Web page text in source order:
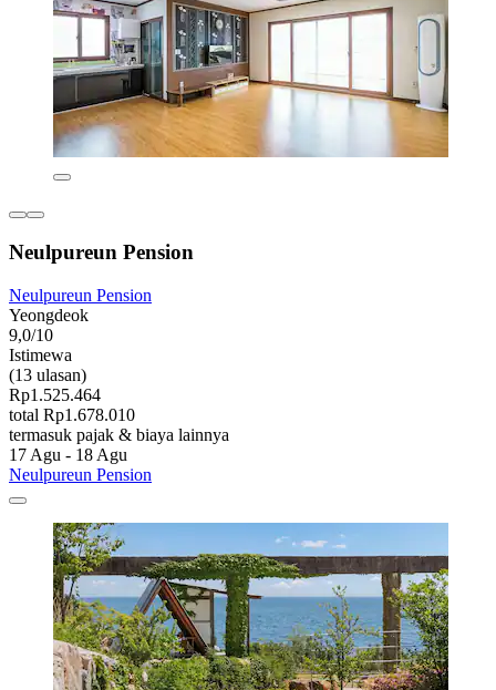
Neulpureun Pension
Neulpureun Pension
Yeongdeok
9,0/10
Istimewa
(13 ulasan)
Rp1.525.464
total Rp1.678.010
termasuk pajak & biaya lainnya
17 Agu - 18 Agu
Neulpureun Pension